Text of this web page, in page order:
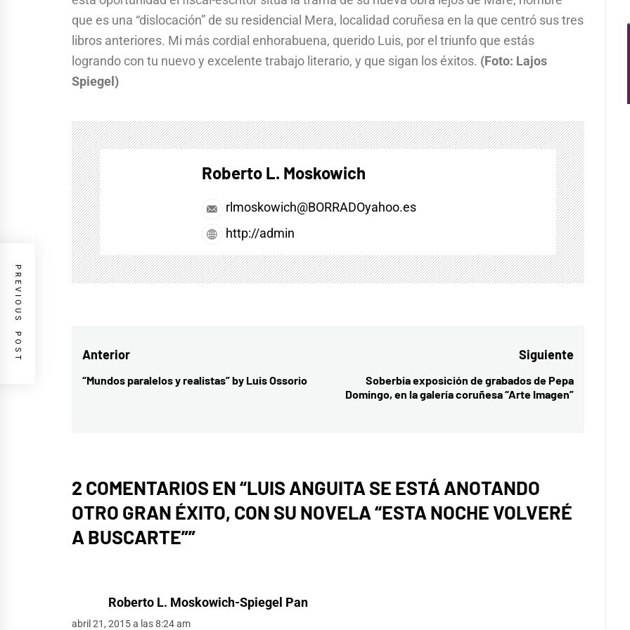
que es una “dislocación” de su residencial Mera, localidad coruñesa en la que centró sus tres
libros anteriores. Mi más cordial enhorabuena, querido Luis, por el triunfo que estás
logrando con tu nuevo y excelente trabajo literario, y que sigan los éxitos. (Foto: Lajos
Spiegel)
Roberto L. Moskowich
rlmoskowich@BORRADOyahoo.es
http://admin
Navegación
de
Anterior
Entrada
“Mundos paralelos y realistas” by Luis Ossorio
Siguiente
Entrada
Soberbia exposición de grabados de Pepa
Domingo, en la galería coruñesa “Arte Imagen”
PREVIOUS POST
2 COMENTARIOS EN “LUIS ANGUITA SE ESTÁ ANOTANDO
OTRO GRAN ÉXITO, CON SU NOVELA “ESTA NOCHE VOLVERÉ
A BUSCARTE””
Roberto L. Moskowich-Spiegel Pan
abril 21, 2015 a las 8:24 am